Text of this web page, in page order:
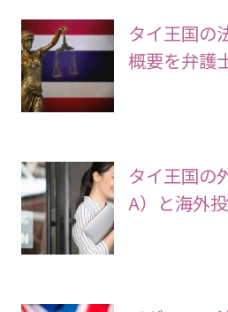
タイ王国の
概要を弁護
タイ王国の
A）と海外